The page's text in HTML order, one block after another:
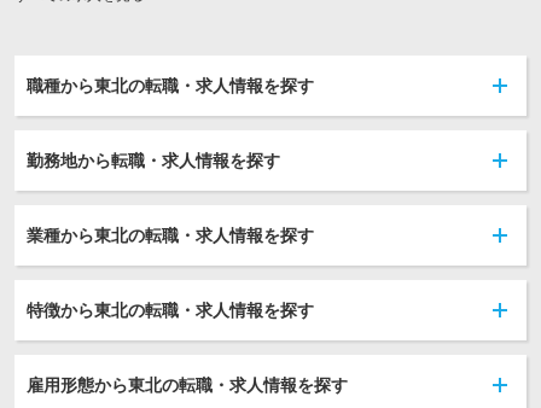
職種から東北の転職・求人情報を探す
勤務地から転職・求人情報を探す
業種から東北の転職・求人情報を探す
特徴から東北の転職・求人情報を探す
雇用形態から東北の転職・求人情報を探す